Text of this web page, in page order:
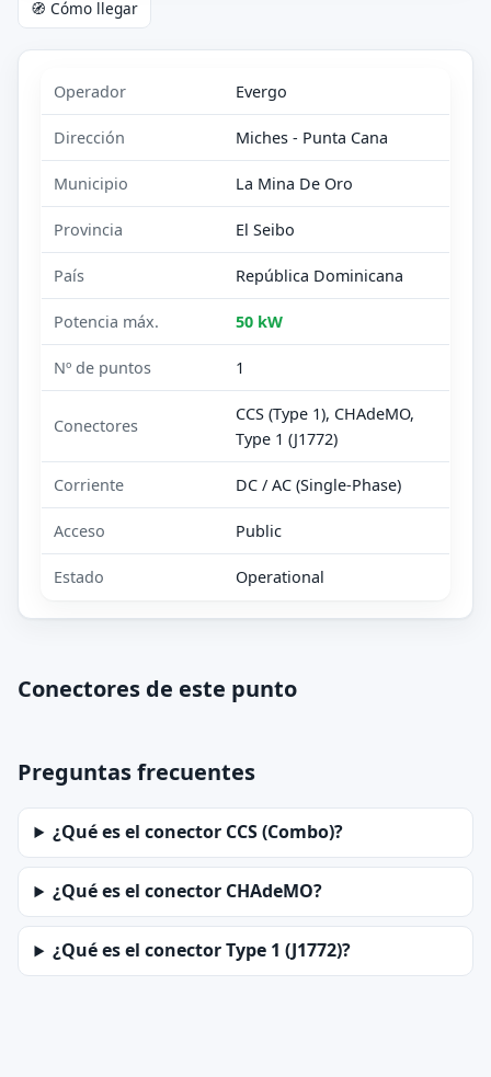
🧭 Cómo llegar
Operador Evergo
Dirección Miches - Punta Cana
Municipio La Mina De Oro
Provincia El Seibo
País República Dominicana
Potencia máx. 50 kW
Nº de puntos 1
Conectores
CCS (Type 1), CHAdeMO,
Type 1 (J1772)
Corriente DC / AC (Single-Phase)
Acceso Public
Estado Operational
Conectores de este punto
Preguntas frecuentes
¿Qué es el conector CCS (Combo)?
¿Qué es el conector CHAdeMO?
¿Qué es el conector Type 1 (J1772)?